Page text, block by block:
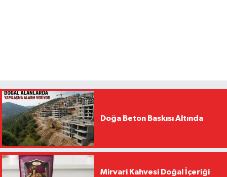
Doğa Beton Baskısı Altında
Mirvari Kahvesi Doğal İçeriği